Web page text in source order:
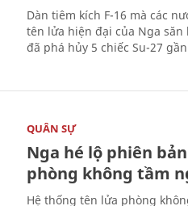
Dàn tiêm kích F-16 mà các
tên lửa hiện đại của Nga
đã phá hủy 5 chiếc Su-27
QUÂN SỰ
Nga hé lộ phiên
phòng không tầm
Hệ thống tên lửa phòng